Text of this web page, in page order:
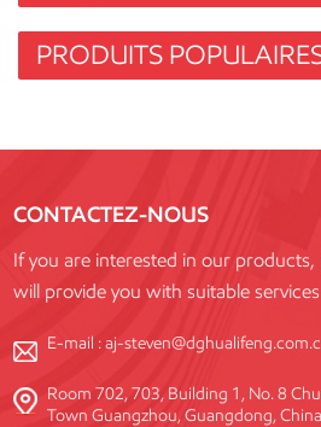
PRODUITS
CONTACTEZ-NOUS
If you are interested in our
will provide you with suitable services
E-mail :aj-
Room 702, 703, Building 1, No. 8
Town Guangzhou, Guangdong, China